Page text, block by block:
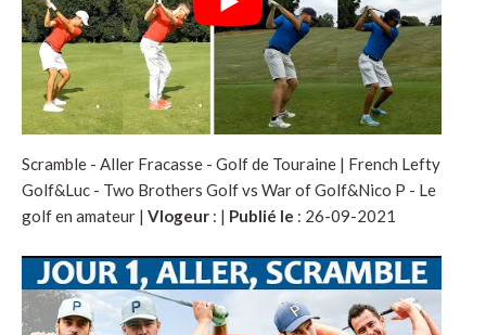
Scramble - Aller Fracasse - Golf de Touraine | French Lefty
Golf&Luc - Two Brothers Golf vs War of Golf&Nico P - Le
golf en amateur | Vlogeur : | Publié le : 26-09-2021